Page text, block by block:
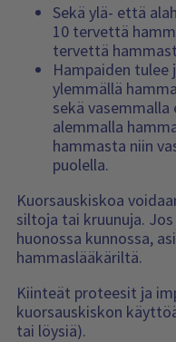
Sekä ylä- että
10 tervettä
tervettä
Hampaiden tulee
ylemmällä
sekä
alemmalla
hammasta niin
puolella.
Kuorsauskiskoa
siltoja tai kruunuja.
huonossa kunnossa,
hammaslääkäriltä.
Kiinteät proteesit ja
kuorsauskiskon
tai löysiä).